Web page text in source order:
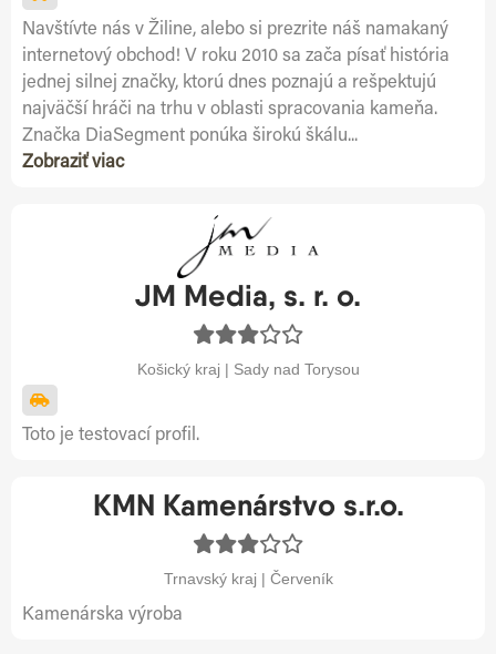
Navštívte nás v Žiline, alebo si prezrite náš namakaný
internetový obchod! V roku 2010 sa zača písať história
jednej silnej značky, ktorú dnes poznajú a rešpektujú
najväčší hráči na trhu v oblasti spracovania kameňa.
Značka DiaSegment ponúka širokú škálu...
Zobraziť viac
JM Media, s. r. o.
Košický kraj | Sady nad Torysou
Toto je testovací profil.
KMN Kamenárstvo s.r.o.
Trnavský kraj | Červeník
Kamenárska výroba